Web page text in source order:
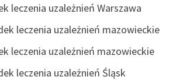
leczenia uzależnień Warszawa
leczenia uzależnień mazowieckie
leczenia uzależnień mazowieckie
leczenia uzależnień Śląsk